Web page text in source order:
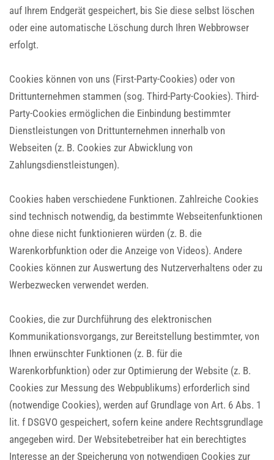
auf Ihrem Endgerät gespeichert, bis Sie diese selbst löschen
oder eine automatische Löschung durch Ihren Webbrowser
erfolgt.
Cookies können von uns (First-Party-Cookies) oder von
Drittunternehmen stammen (sog. Third-Party-Cookies). Third-
Party-Cookies ermöglichen die Einbindung bestimmter
Dienstleistungen von Drittunternehmen innerhalb von
Webseiten (z. B. Cookies zur Abwicklung von
Zahlungsdienstleistungen).
Cookies haben verschiedene Funktionen. Zahlreiche Cookies
sind technisch notwendig, da bestimmte Webseitenfunktionen
ohne diese nicht funktionieren würden (z. B. die
Warenkorbfunktion oder die Anzeige von Videos). Andere
Cookies können zur Auswertung des Nutzerverhaltens oder zu
Werbezwecken verwendet werden.
Cookies, die zur Durchführung des elektronischen
Kommunikationsvorgangs, zur Bereitstellung bestimmter, von
Ihnen erwünschter Funktionen (z. B. für die
Warenkorbfunktion) oder zur Optimierung der Website (z. B.
Cookies zur Messung des Webpublikums) erforderlich sind
(notwendige Cookies), werden auf Grundlage von Art. 6 Abs. 1
lit. f DSGVO gespeichert, sofern keine andere Rechtsgrundlage
angegeben wird. Der Websitebetreiber hat ein berechtigtes
Interesse an der Speicherung von notwendigen Cookies zur